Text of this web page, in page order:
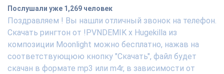
Послушали уже 1,269 человек
Поздравляем ! Вы нашли отличный звонок на телефон.
Скачать рингтон от !PVNDEMIK x Hugekilla из
композиции Moonlight можно бесплатно, нажав на
соответствующюю кнопку "Скачать", файл будет
скачан в формате mp3 или m4r, в зависимости от